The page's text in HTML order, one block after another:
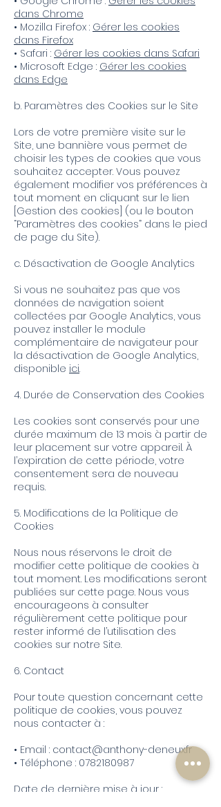
dans Chrome
• Mozilla Firefox : Gérer les cookies
dans Firefox
• Safari : Gérer les cookies dans Safari
• Microsoft Edge : Gérer les cookies
dans Edge
b. Paramètres des Cookies sur le Site
Lors de votre première visite sur le
Site, une bannière vous permet de
choisir les types de cookies que vous
souhaitez accepter. Vous pouvez
également modifier vos préférences à
tout moment en cliquant sur le lien
[Gestion des cookies] (ou le bouton
“Paramètres des cookies” dans le pied
de page du Site).
c. Désactivation de Google Analytics
Si vous ne souhaitez pas que vos
données de navigation soient
collectées par Google Analytics, vous
pouvez installer le module
complémentaire de navigateur pour
la désactivation de Google Analytics,
disponible ici.
4. Durée de Conservation des Cookies
Les cookies sont conservés pour une
durée maximum de 13 mois à partir de
leur placement sur votre appareil. À
l’expiration de cette période, votre
consentement sera de nouveau
requis.
5. Modifications de la Politique de
Cookies
Nous nous réservons le droit de
modifier cette politique de cookies à
tout moment. Les modifications seront
publiées sur cette page. Nous vous
encourageons à consulter
régulièrement cette politique pour
rester informé de l’utilisation des
cookies sur notre Site.
6. Contact
Pour toute question concernant cette
politique de cookies, vous pouvez
nous contacter à :
• Email : contact@anthony-deneux.fr
• Téléphone : 0782180987
Date de dernière mise à jour :